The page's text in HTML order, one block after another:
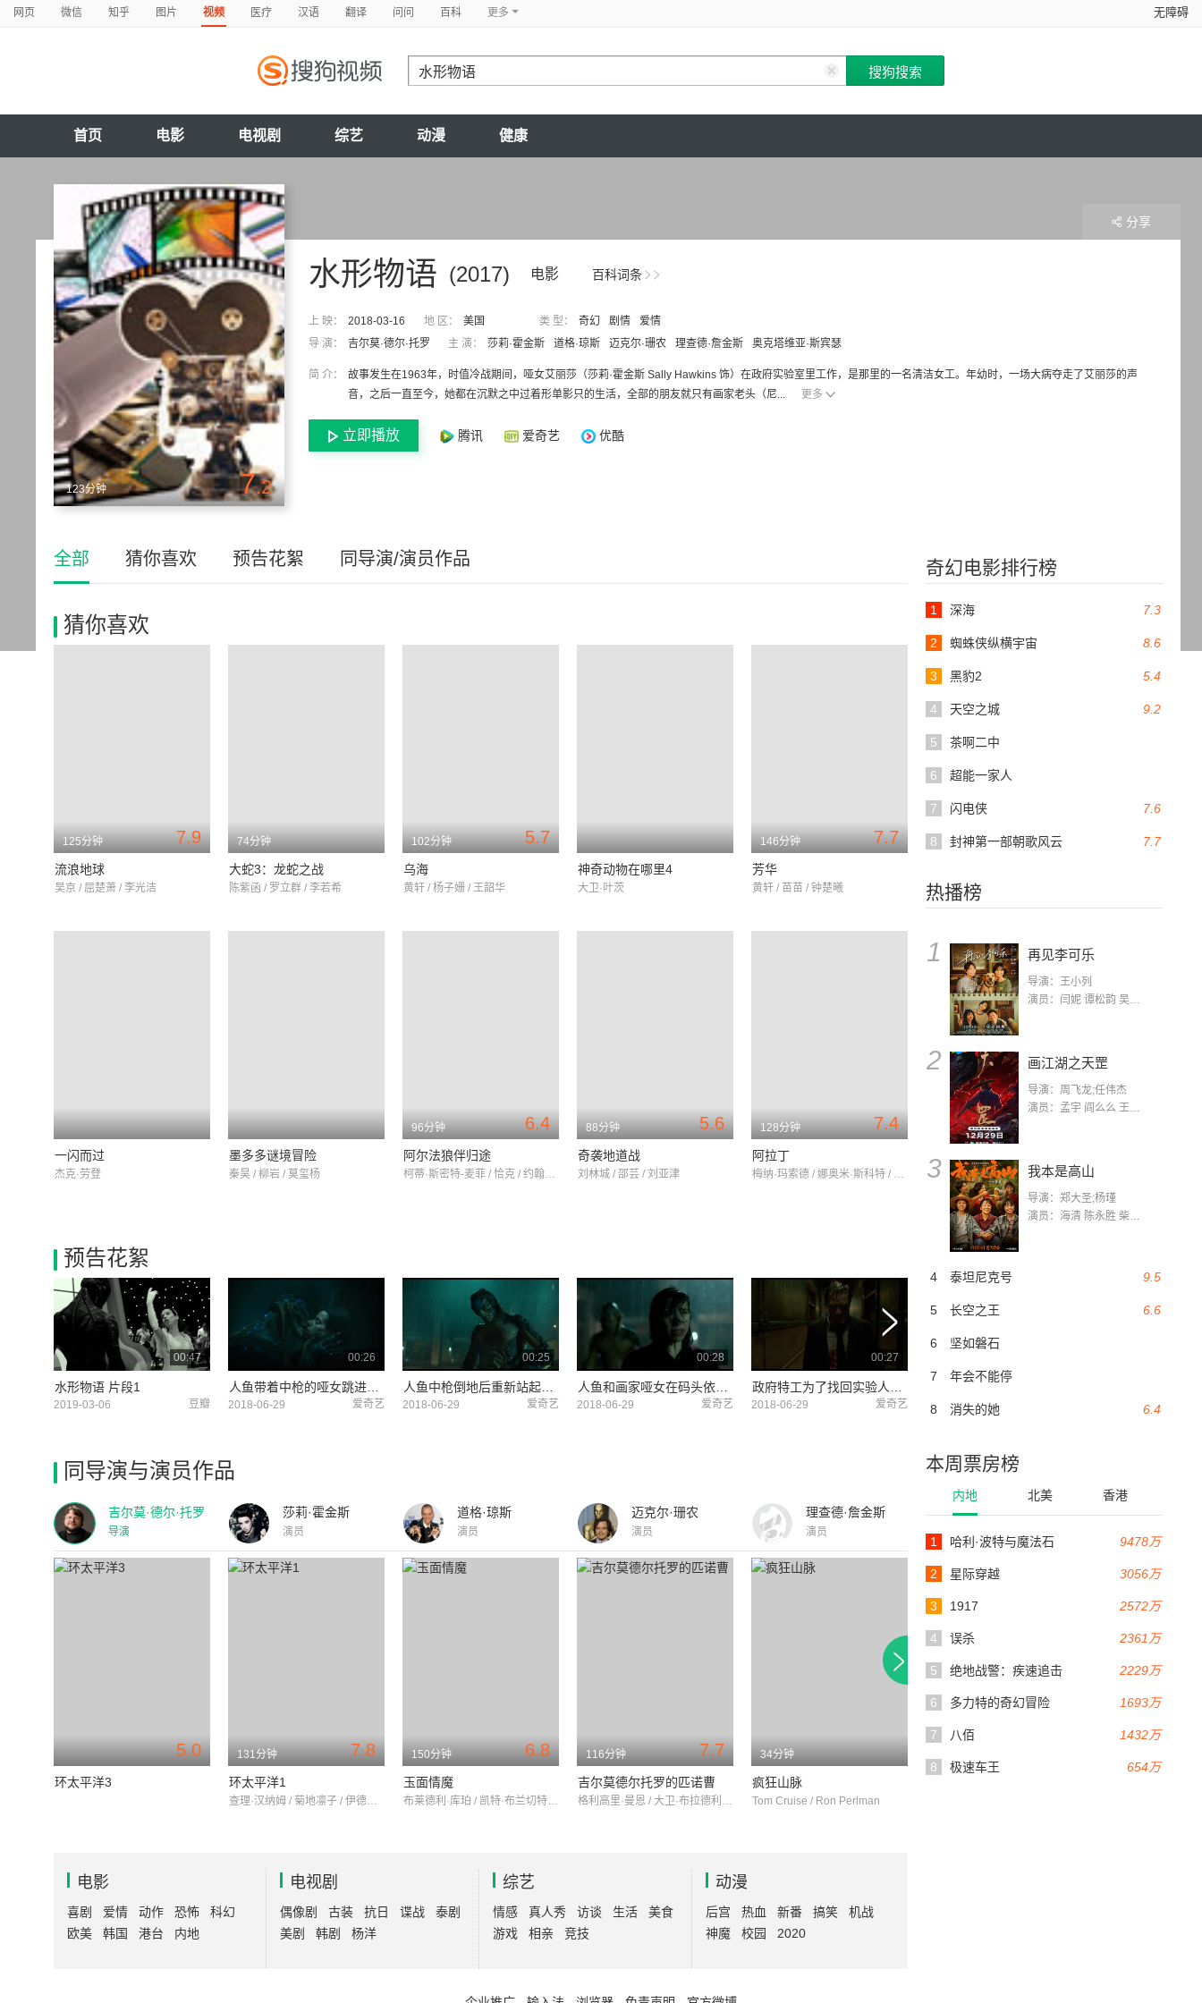
网页 微信 知乎 图片 视频 医疗 汉语 翻译 问问 百科 更多 无障碍
首页 电影 电视剧 综艺 动漫 健康
123分钟 7.2
百科词条
(2017) 电影
水形物语
上 映： 2018-03-16 地 区： 美国 类 型： 奇幻 剧情
爱情
导 演：
吉尔莫·德尔·托罗 主 演： 莎莉·霍金斯 道格·琼斯 迈克尔·珊农 理查德·詹金斯 奥克塔维亚·斯宾瑟
简 介：
故事发生在1963年，时值冷战期间，哑女艾丽莎（莎莉·霍金斯 Sally Hawkins 饰）在政府实验室里工作，是那里的一名清洁女工。年幼时，一场大病夺走了艾丽莎的声
音，之后一直至今，她都在沉默之中过着形单影只的生活，全部的朋友就只有画家老头（尼...
更多
立即播放 腾讯 爱奇艺 优酷
分享
奇幻电影排行榜
7.3
1 深海
8.6
2 蜘蛛侠纵横宇宙
5.4
3 黑豹2
9.2
4 天空之城
5 茶啊二中
6 超能一家人
7.6
7 闪电侠
7.7
8 封神第一部朝歌风云
热播榜
1 再见李可乐
导演：王小列
演员：闫妮 谭松韵 吴京 蒋龙 赵小棠 冯雷 李虎城 平安 小七 小可乐
2 画江湖之天罡
导演：周飞龙;任伟杰
演员：孟宇 阎么么 王凯 郭政建 阎萌萌 杨默 高枫 齐斯伽 刘芊含 马程
3 我本是高山
导演：郑大圣;杨瑾
演员：海清 陈永胜 柴烨 王玥婷 万国鹏 美朵达瓦 赵瑞婷 罗解艳 郭莉娜 潘家艳
9.5
4 泰坦尼克号
6.6
5 长空之王
6 坚如磐石
7 年会不能停
6.4
8 消失的她
本周票房榜
内地 北美 香港
9478万
1 哈利·波特与魔法石
3056万
2 星际穿越
2572万
3 1917
2361万
4 误杀
2229万
5 绝地战警：疾速追击
1693万
6 多力特的奇幻冒险
1432万
7 八佰
654万
8 极速车王
全部 猜你喜欢 预告花絮 同导演/演员作品
猜你喜欢
7.9
125分钟
流浪地球
吴京 / 屈楚萧 / 李光洁
74分钟
大蛇3：龙蛇之战
陈紫函 / 罗立群 / 李若希
5.7
102分钟
乌海
黄轩 / 杨子姗 / 王韶华
神奇动物在哪里4
大卫·叶茨
7.7
146分钟
芳华
黄轩 / 苗苗 / 钟楚曦
一闪而过
杰克·劳登
墨多多谜境冒险
秦昊 / 柳岩 / 莫玺杨
6.4
96分钟
阿尔法狼伴归途
柯蒂·斯密特-麦菲 / 恰克 / 约翰内斯·豪克尔·约翰内森
5.6
88分钟
奇袭地道战
刘林城 / 邵芸 / 刘亚津
7.4
128分钟
阿拉丁
梅纳·玛索德 / 娜奥米·斯科特 / 威尔·史密斯
预告花絮
00:47
水形物语 片段1
2019-03-06 豆瓣
00:26
2018-06-29 爱奇艺
00:25
2018-06-29 爱奇艺
00:28
2018-06-29 爱奇艺
00:27
2018-06-29 爱奇艺 2018-06-29 2018-06-29
同导演与演员作品
吉尔莫·德尔·托罗
导演
莎莉·霍金斯
演员
道格·琼斯
演员
迈克尔·珊农
演员
理查德·詹金斯
演员
5.0
环太平洋3
7.8
131分钟
环太平洋1
查理·汉纳姆 / 菊地凛子 / 伊德瑞斯·艾尔巴
6.8
150分钟
玉面情魔
布莱德利·库珀 / 凯特·布兰切特 / 鲁妮·玛拉
7.7
116分钟
吉尔莫德尔托罗的匹诺曹
格利高里·曼恩 / 大卫·布拉德利 / 伊万·麦克格雷格
34分钟
疯狂山脉
Tom Cruise / Ron Perlman
电影
喜剧 爱情 动作 恐怖
科幻
欧美
韩国 港台 内地
电视剧
偶像剧 古装 抗日 谍战
泰剧
美剧
韩剧 杨洋
综艺
情感 真人秀 访谈 生活
美食
游戏
相亲 竞技
动漫
后宫 热血 新番 搞笑
机战
神魔
校园 2020